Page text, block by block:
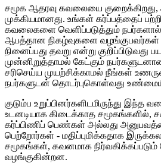
சமூக ஆதரவு கவலையை
முக்கியமானது. உங்கள் கர்ப்பத்தைப்
கவலைகளை வெளிப்படுத்தும் நபர்களால்
ஆபத்தான நிகழ்வுகளை
நினைப்பது தவறு என்று குறிப்பிடுவது
முன்னிறுத்தாமல் கேட்கும்
சரிசெய்ய முயற்சிக்காமல் நீங்கள்
நபர்களுடன் தொடர்புகொள்வது
குடும்ப உறுப்பினர்களிடமிருந்து இந்த
உடனடியாக கிடைக்காத சமூகங்களில்,
கர்ப்பிணிப் பெண்கள் அல்லது
பெற்றோர்கள் - மதிப்புமிக்கதாக
சமூகங்கள், கவனமாக
வழங்குகின்றன.